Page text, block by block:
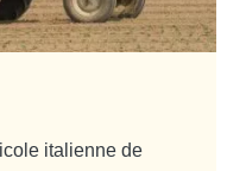
italienne de